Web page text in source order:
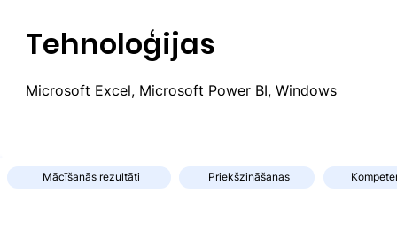
Tehnoloģijas
Microsoft Excel, Microsoft Power BI, Windows
Mācīšanās rezultāti Priekšzināšanas